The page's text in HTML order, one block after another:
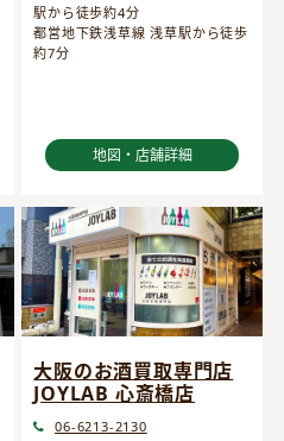
駅から徒歩約4分
都営地下鉄浅草線 浅草駅から徒歩
約7分
地図・店舗詳細
大阪のお酒買取専門店
JOYLAB 心斎橋店
06-6213-2130